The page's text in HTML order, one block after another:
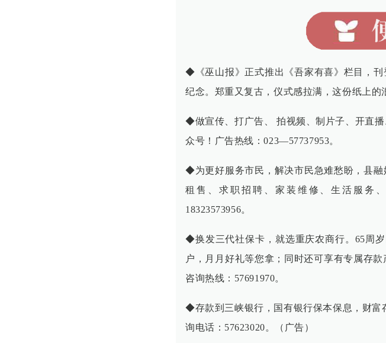
◆《巫山报》正式推出《吾家有喜》栏目，刊
纪念。郑重又复古，仪式感拉满，这份纸上的
◆做宣传、打广告、 拍视频、制片子、开直
众号！广告热线：023—57737953。
◆为更好服务市民，解决市民急难愁盼，县融
租售、求职招聘、家装维修、生活服务
18323573956。
◆换发三代社保卡，就选重庆农商行。65周
户，月月好礼等您拿；同时还可享有专属存
咨询热线：57691970。
◆存款到三峡银行，国有银行保本保息，财富
询电话：57623020。（广告）